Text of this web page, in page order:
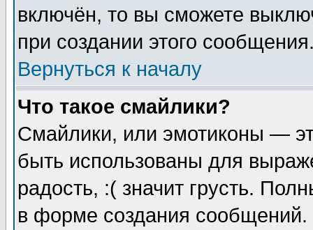
включён, то вы сможете
при создании этого
Вернуться к началу
Что такое смайлики?
Смайлики, или эмотиконы —
быть использованы для
радость, :( значит грусть.
в форме создания сообщений.